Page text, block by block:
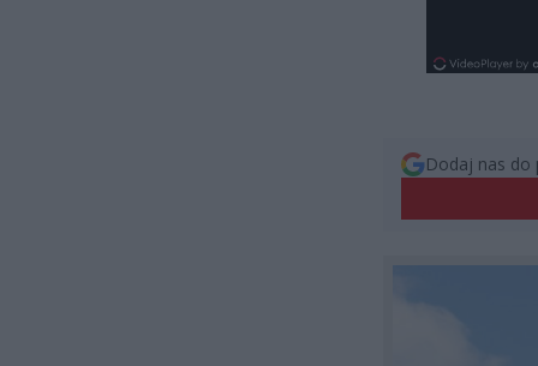
Dodaj nas do